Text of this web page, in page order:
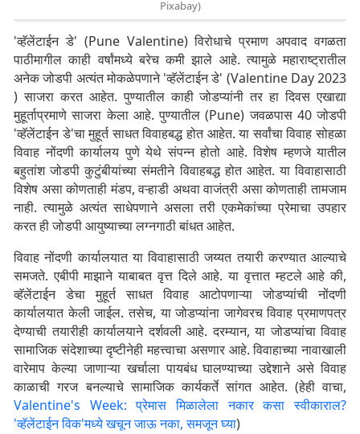
Pixabay)
'व्हॅलेंटाईन डे' (Pune Valentine) विरोधाचे प्रमाण अपवाद वगळता
पाठीमागील काही वर्षांमध्ये बरेच कमी झाले आहे. त्यामुळे महाराष्ट्रातील
अनेक जोडपी अत्यंत मोकळेपणाने 'व्हॅलेंटाईन डे' (Valentine Day 2023
) साजरा करत आहेत. पुण्यातील काही जोडप्यांनी तर हा दिवस एखाद्या
मुहूर्ताप्रमाणे साजरा केला आहे. पुण्यातील (Pune) जवळपास 40 जोडपी
'व्हॅलेंटाईन डे'चा मुहूर्त साधत विवाहबद्ध होत आहेत. या सर्वांचा विवाह सोहळा
विवाह नोंदणी कार्यालय पुणे येथे संपन्न होतो आहे. विशेष म्हणजे यातील
बहुतांश जोडपी कुटुंबीयांच्या संमतीने विवाहबद्ध होत आहेत. या विवाहासाठी
विशेष असा कोणताही मंडप, वऱ्हाडी अथवा वाजंत्री असा कोणताही तामजाम
नाही. त्यामुळे अत्यंत साधेपणाने असला तरी एकमेकांच्या प्रेमाचा उपहार
करत ही जोडपी आयुष्याच्या लग्नगाठी बांधत आहेत.
विवाह नोंदणी कार्यालयात या विवाहासाठी जय्यत तयारी करण्यात आल्याचे
समजते. एबीपी माझाने याबाबत वृत्त दिले आहे. या वृत्तात म्हटले आहे की,
व्हॅलेंटाईन डेचा मुहूर्त साधत विवाह आटोपणाऱ्या जोडप्यांची नोंदणी
कार्यालयात केली जाईल. तसेच, या जोडप्यांना जागेवरच विवाह प्रमाणपत्र
देण्याची तयारीही कार्यालयाने दर्शवली आहे. दरम्यान, या जोडप्यांचा विवाह
सामाजिक संदेशाच्या दृष्टीनेही महत्त्वाचा असणार आहे. विवाहाच्या नावाखाली
वारेमाप केल्या जाणाऱ्या खर्चाला पायबंध घालण्याच्या उद्देशाने असे विवाह
काळाची गरज बनल्याचे सामाजिक कार्यकर्ते सांगत आहेत. (हेही वाचा,
Valentine's Week: प्रेमास मिळालेला नकार कसा स्वीकाराल?
'व्हॅलेंटाईन विक'मध्ये खचून जाऊ नका, समजून घ्या)